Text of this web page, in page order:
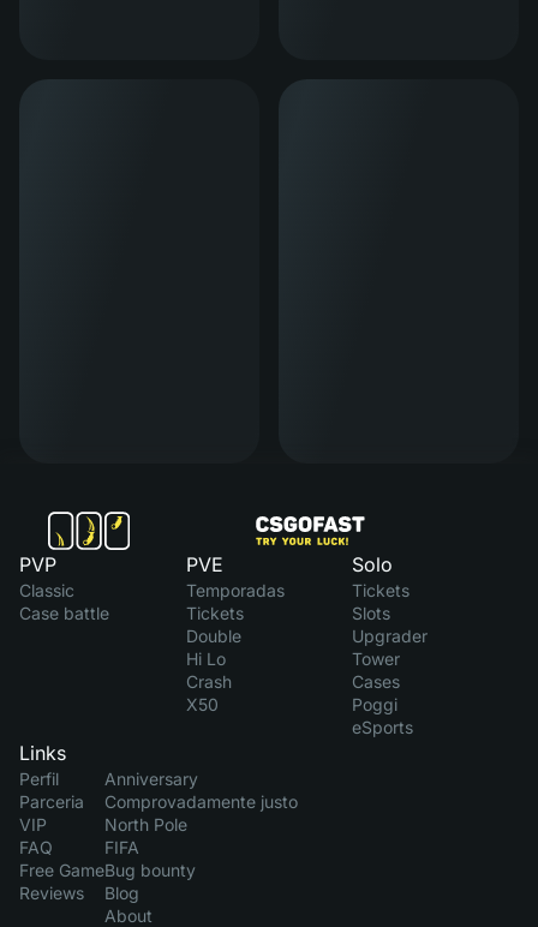
PVP
Classic
Case battle
PVE
Temporadas
Tickets
Double
Hi Lo
Crash
X50
Solo
Tickets
Slots
Upgrader
Tower
Cases
Poggi
eSports
Links
Perfil
Parceria
VIP
FAQ
Free Game
Reviews
Anniversary
Comprovadamente justo
North Pole
FIFA
Bug bounty
Blog
About